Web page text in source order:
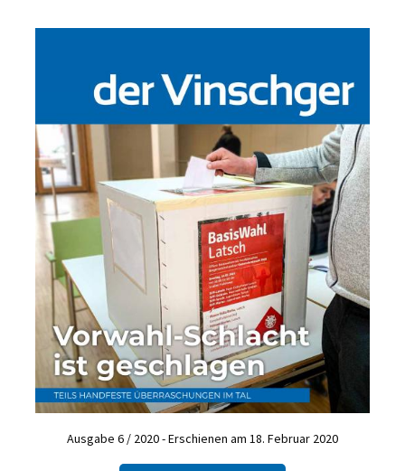
Ausgabe 6 / 2020 - Erschienen am 18. Februar 2020